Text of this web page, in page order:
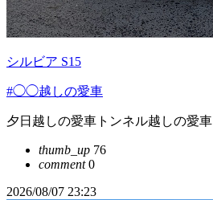
シルビア S15
#◯◯越しの愛車
夕日越しの愛車トンネル越しの愛車
thumb_up 76
comment0
2026/08/07 23:23